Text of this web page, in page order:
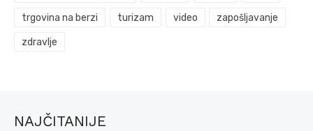
trgovina na berzi turizam video zapošljavanje
zdravlje
NAJČITANIJE